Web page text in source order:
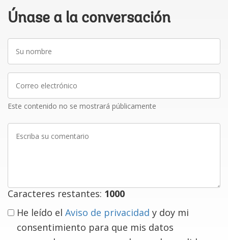
Únase a la conversación
Su
nombre
Correo
electrónico
Este contenido no se mostrará públicamente
Escriba
Caracteres restantes: 1000
He leído el Aviso de privacidad y doy mi
consentimiento para que mis datos